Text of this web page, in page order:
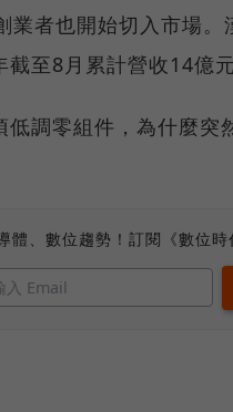
業者也開始切入市場
至8月累計營收14億元
低調零組件，為什麼
體、數位趨勢！訂閱《數位